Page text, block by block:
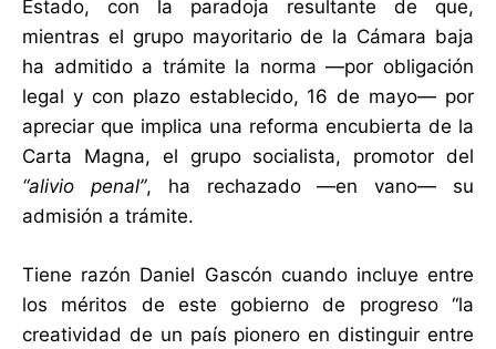
Estado, con la paradoja resultante de que,
mientras el grupo mayoritario de la Cámara baja
ha admitido a trámite la norma —por obligación
legal y con plazo establecido, 16 de mayo— por
apreciar que implica una reforma encubierta de la
Carta Magna, el grupo socialista, promotor del
“alivio penal”, ha rechazado —en vano— su
admisión a trámite.
Tiene razón Daniel Gascón cuando incluye entre
los méritos de este gobierno de progreso “la
creatividad de un país pionero en distinguir entre